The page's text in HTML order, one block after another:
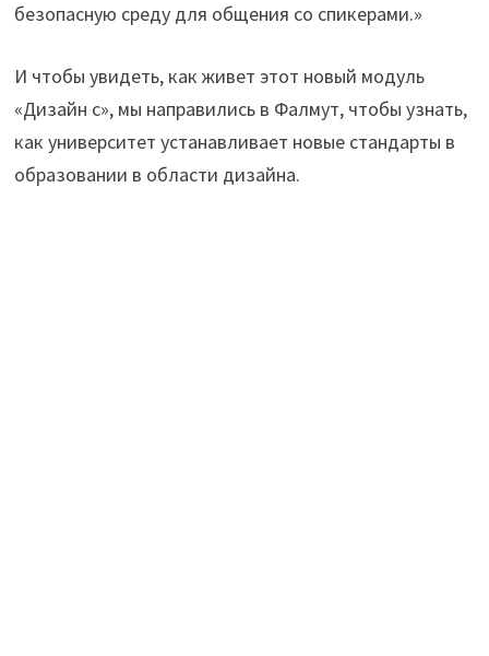
безопасную среду для общения со спикерами.»
И чтобы увидеть, как живет этот новый модуль
«Дизайн с», мы направились в Фалмут, чтобы узнать,
как университет устанавливает новые стандарты в
образовании в области дизайна.